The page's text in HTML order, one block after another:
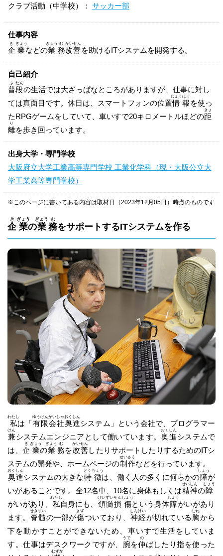
クラブ活動（中学校）： サッカー部
仕事内容
企
き
業
ぎょう
などの業
ぎょう
務
む
改
かい
善
ぜん
を助けるITシステムを開発する。
自己紹介
普
ふ
段
だん
の生活では大ざっぱなところがありますが、仕事に対し
ては真面目です。休日は、スマートフォンの位置情
じょう
報
ほう
を使っ
たRPGゲームをしていて、車いすで20キロメートルほどの距
きょ
離
り
を歩き回っています。
出身大学・専門学校
大阪府立大学工業高等専門学校 工業化学科（現・大阪公立大
学工業高等専門学校）
※このページに書いてある内容は取材日（2023年12月05日）時点のものです
企
き
業
ぎょう
の業
ぎょう
務
む
をサポートするITシステムを作る
私
わたし
は「有
ゆう
限
げん
会
がい
社
しゃ
奥
おく
進
しん
システム」という会社で、プログラマー
兼
けん
システムエンジニアとして働いています。 奥
おく
進
しん
システムで
は、企
き
業
ぎょう
の業
ぎょう
務
む
を改
かい
善
ぜん
したりサポートしたりするためのITシ
ステムの開発や、ホームページの制
せい
作
さく
などを行っています。
奥
おく
進
しん
システムの大きな特
とく
徴
ちょう
は、働く人の多くに何らかの障
しょう
が
いがあることです。全12名中、10名に身体もしくは精
せい
神
しん
の障
しょう
がいがあり、 私
わたし
自身にも、 頚
けい
髄
ずい
損
そん
傷
しょう
という身体障
しょう
がいがあり
ます。 脊
せき
髄
ずい
の一部が傷
きず
ついており、 神
しん
経
けい
が切れている 胸
むね
から
下を動かすことができないため、車いすで生活をしていま
す。仕事はデスクワークですが、 腕
うで
を伸
の
ばしたり指を使った
むずか